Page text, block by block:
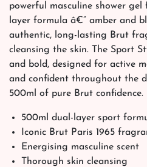
powerful masculine shower gel
layer formula â€” amber and
authentic, long-lasting Brut
cleansing the skin. The Sport
and bold, designed for active
and confident throughout the
500ml of pure Brut confidence.
500ml dual-layer sport
Iconic Brut Paris 1965
Energising masculine scent
Thorough skin cleansing